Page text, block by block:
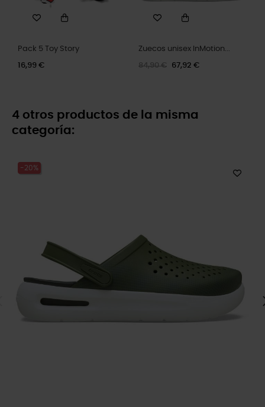
Pack 5 Toy Story
16,99 €
Zuecos unisex InMotion...
84,90 € 67,92 €
4 otros productos de la misma
categoría:
-20%